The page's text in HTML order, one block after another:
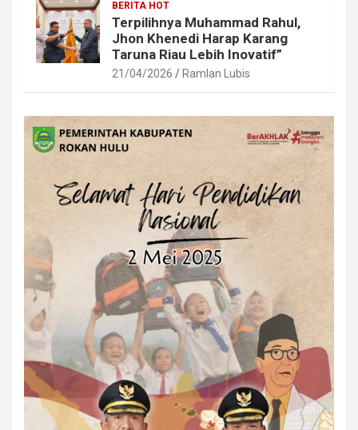
BERITA HOT
Terpilihnya Muhammad Rahul,
Jhon Khenedi Harap Karang
Taruna Riau Lebih Inovatif”
21/04/2026 Ramlan Lubis